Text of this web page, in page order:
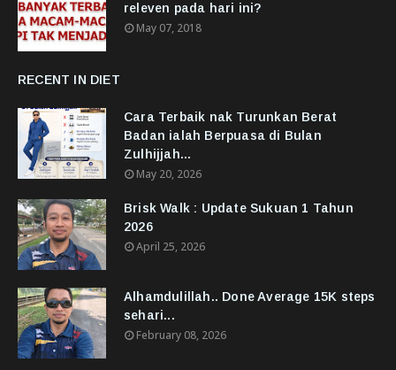
releven pada hari ini?
May 07, 2018
RECENT IN DIET
Cara Terbaik nak Turunkan Berat
Badan ialah Berpuasa di Bulan
Zulhijjah...
May 20, 2026
Brisk Walk : Update Sukuan 1 Tahun
2026
April 25, 2026
Alhamdulillah.. Done Average 15K steps
sehari...
February 08, 2026